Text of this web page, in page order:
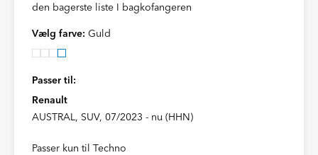
den bagerste liste I bagkofangeren
Vælg farve: Guld
Passer til:
Renault
AUSTRAL, SUV, 07/2023 - nu (HHN)
Passer kun til Techno